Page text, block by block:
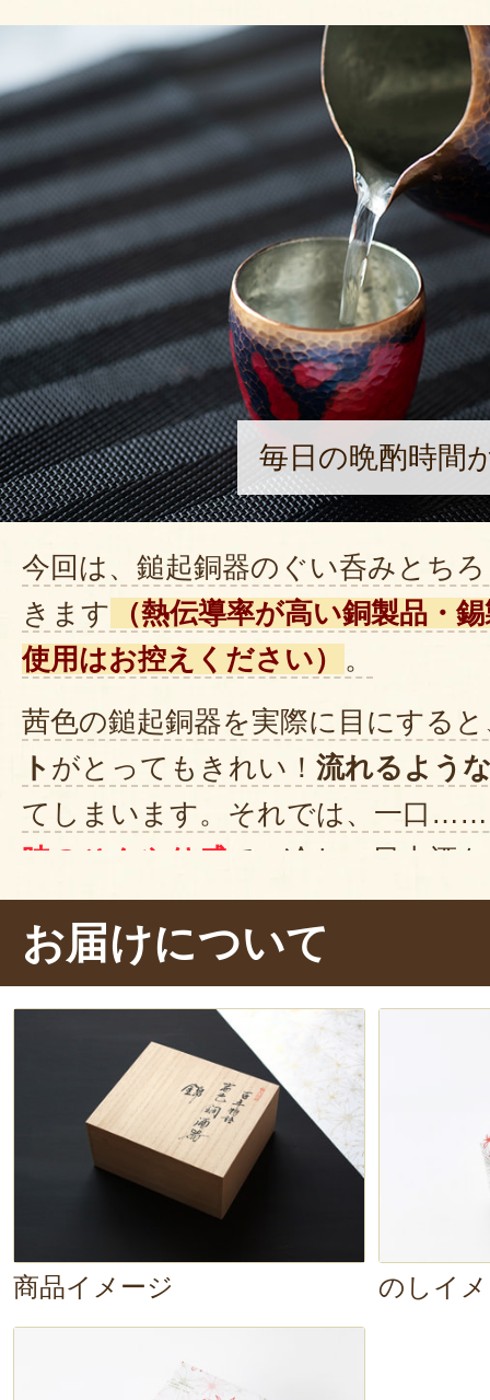
毎日の晩酌時間
今回は、鎚起銅器のぐい呑みとち
きます
（熱伝導率が高い銅製品・
使用はお控えください）
。
茜色の鎚起銅器を実際に目にすると
ト がとってもきれい！ 流れるよう
てしまいます。それでは、一口
時のひんやり感 で、冷たい日本酒
ただけます。
器にまでこだわってみると、毎日
かになります。「実際に使用する
な」と思ってしまうほどの美しさ
でこその鎚起銅器。 使用するほどに
ため、経年変化も楽しんでみてく
お届けについて
商品イメージ のしイ